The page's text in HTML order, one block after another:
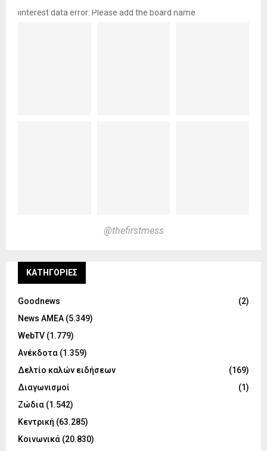
pinterest data error: Please add the board name
@thefirstmess
KΑΤΗΓΟΡΊΕΣ
Goodnews
(2)
News ΑΜΕΑ (5.349)
WebTV (1.779)
Ανέκδοτα (1.359)
Δελτίο καλών ειδήσεων
(169)
Διαγωνισμοί
(1)
Ζώδια (1.542)
Κεντρική (63.285)
Κοινωνικά (20.830)